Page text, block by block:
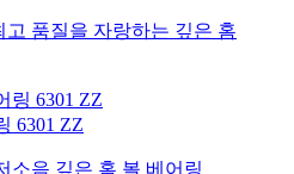
고 품질을 자랑하는 깊은 홈
6301 ZZ